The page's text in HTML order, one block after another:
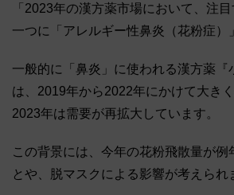
「2023年の漢方薬市場において、注
一つに「アレルギー性鼻炎（花粉症）
一般的に「鼻炎」に使われる漢方薬『
は、2019年から2022年にかけて大き
2023年は需要が再拡大しています。
この背景には、今年の花粉飛散量が例
とや、脱マスクによる影響が考えられ